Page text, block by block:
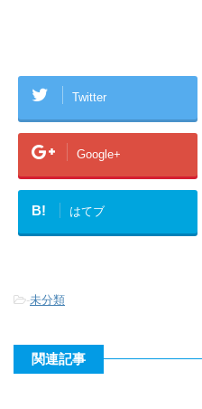
Twitter
Google+
B! はてブ
-未分類
関連記事